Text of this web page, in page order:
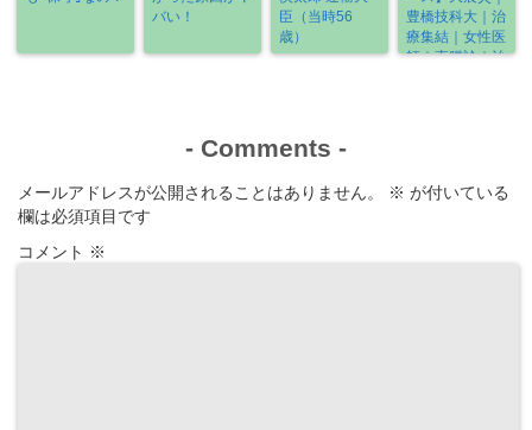
バい！
臣（当時56
歳）
豊橋技科大｜治
療集結｜女性医
師｜直腸診｜治
- Comments -
メールアドレスが公開されることはありません。 ※ が付いている
欄は必須項目です
コメント ※